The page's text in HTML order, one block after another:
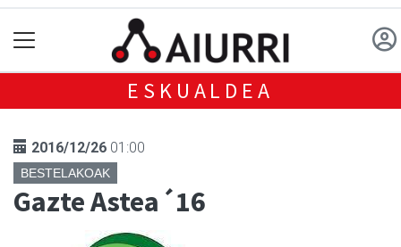
ESKUALDEA
2016/12/26 01:00
BESTELAKOAK
Gazte Astea´16